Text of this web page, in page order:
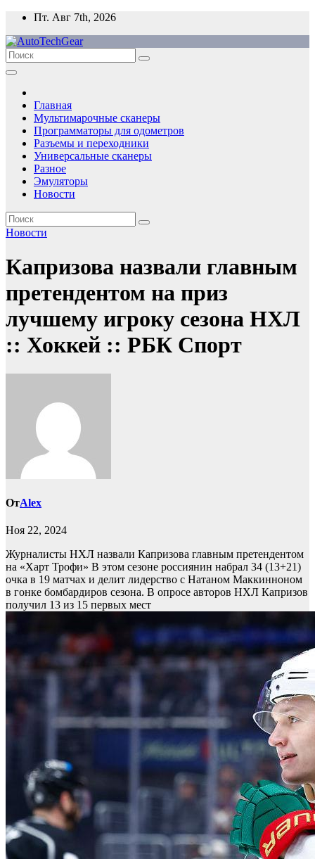
Перейти
содержимому
Пт. Авг 7th, 2026
Главная
Мультимарочные сканеры
Программаторы для одометров
Разъемы и переходники
Универсальные сканеры
Разное
Эмуляторы
Новости
Новости
Капризова назвали главным
претендентом на приз
лучшему игроку сезона НХЛ
:: Хоккей :: РБК Спорт
ОтAlex
Ноя 22, 2024
Журналисты НХЛ назвали Капризова главным претендентом
на «Харт Трофи» В этом сезоне россиянин набрал 34 (13+21)
очка в 19 матчах и делит лидерство с Натаном Маккинноном
в гонке бомбардиров сезона. В опросе авторов НХЛ Капризов
получил 13 из 15 первых мест